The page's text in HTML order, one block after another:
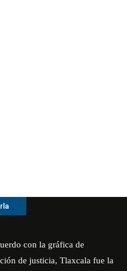
con la gráfica de
de justicia, Tlaxcala fue la